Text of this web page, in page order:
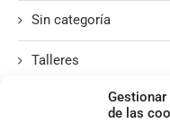
de las
Sin categoría
Talleres